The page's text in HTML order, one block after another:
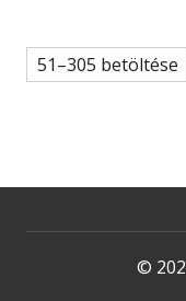
51–305 betöltése
©